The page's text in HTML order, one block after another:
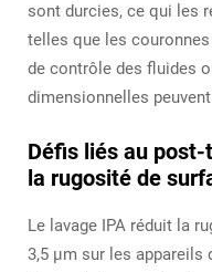
sont durcies, ce qui les
telles que les
de contrôle des fluides
dimensionnelles
Défis liés au
la rugosité de
Le lavage IPA réduit la
3,5 μm sur les